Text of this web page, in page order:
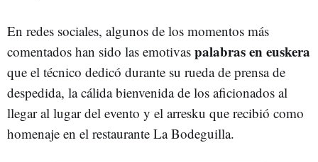
En redes sociales, algunos de los momentos más
comentados han sido las emotivas palabras en euskera
que el técnico dedicó durante su rueda de prensa de
despedida, la cálida bienvenida de los aficionados al
llegar al lugar del evento y el arresku que recibió como
homenaje en el restaurante La Bodeguilla.